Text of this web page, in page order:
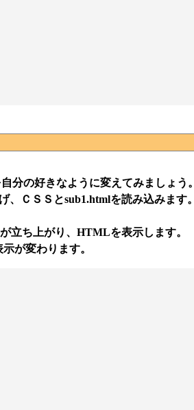
分の好きなように変えてみましょう。
ＣＳＳとsub1.htmlを読み込みます。
立ち上がり、HTMLを表示します。
が変わります。